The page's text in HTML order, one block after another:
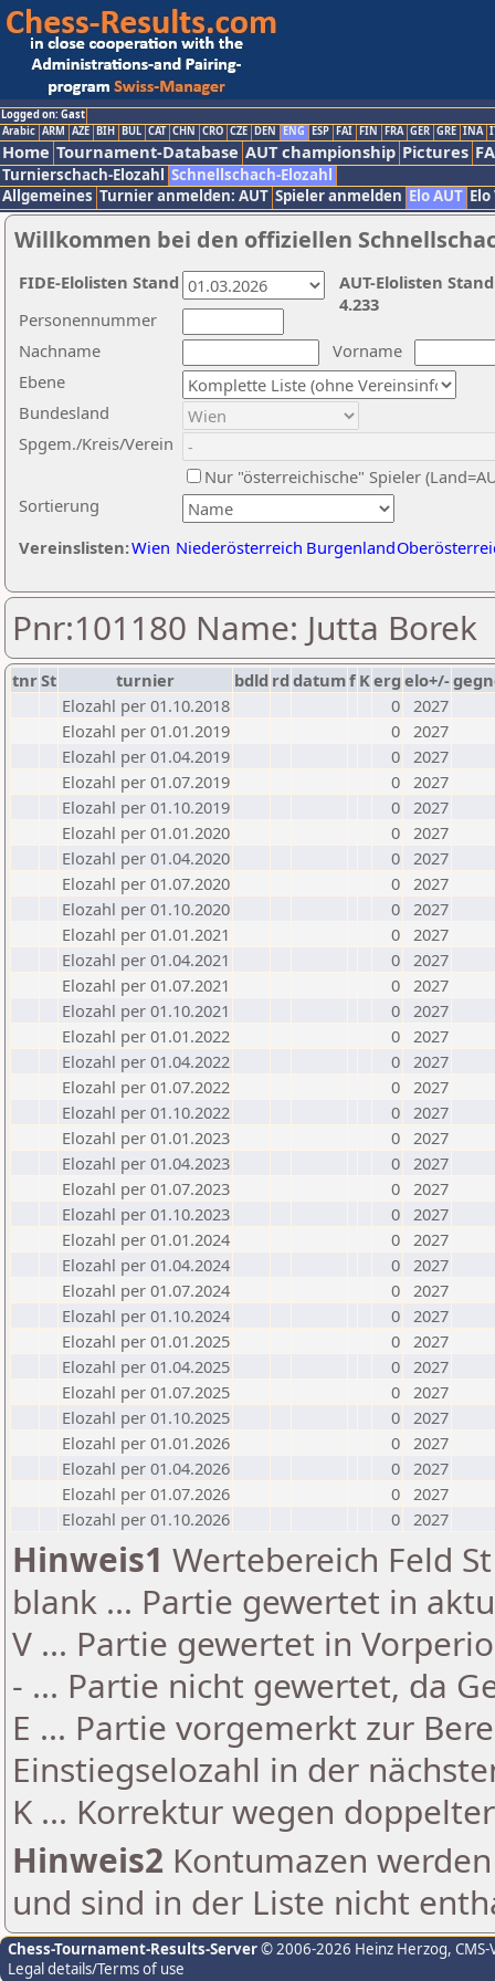
Logged on: Gast
Arabic ARM AZE BIH BUL CAT CHN CRO CZE DEN ENG ESP FAI FIN FRA GER GRE INA
Home Tournament-Database AUT championship Pictures
Turnierschach-Elozahl Schnellschach-Elozahl
Allgemeines Turnier anmelden: AUT Spieler anmelden Elo AUT
Willkommen bei den offiziellen
Nachname
Vorname
Ebene
Sortierung
Personennummer
Bundesland
Spgem./Kreis/Verein
Nur "österreichische" Spieler
Vereinslisten:Wien Niederösterreich Burgenland
AUT-Elolisten
4.233
FIDE-Elolisten Stand
Pnr:101180 Name: Jutta Borek
tnrSt turnier bdld rd datumf Kerg elo+/-
Elozahl per 01.10.2018
0 2027
Elozahl per 01.01.2019
0 2027
Elozahl per 01.04.2019
0 2027
Elozahl per 01.07.2019
0 2027
Elozahl per 01.10.2019
0 2027
Elozahl per 01.01.2020
0 2027
Elozahl per 01.04.2020
0 2027
Elozahl per 01.07.2020
0 2027
Elozahl per 01.10.2020
0 2027
Elozahl per 01.01.2021
0 2027
Elozahl per 01.04.2021
0 2027
Elozahl per 01.07.2021
0 2027
Elozahl per 01.10.2021
0 2027
Elozahl per 01.01.2022
0 2027
Elozahl per 01.04.2022
0 2027
Elozahl per 01.07.2022
0 2027
Elozahl per 01.10.2022
0 2027
Elozahl per 01.01.2023
0 2027
Elozahl per 01.04.2023
0 2027
Elozahl per 01.07.2023
0 2027
Elozahl per 01.10.2023
0 2027
Elozahl per 01.01.2024
0 2027
Elozahl per 01.04.2024
0 2027
Elozahl per 01.07.2024
0 2027
Elozahl per 01.10.2024
0 2027
Elozahl per 01.01.2025
0 2027
Elozahl per 01.04.2025
0 2027
Elozahl per 01.07.2025
0 2027
Elozahl per 01.10.2025
0 2027
Elozahl per 01.01.2026
0 2027
Elozahl per 01.04.2026
0 2027
Elozahl per 01.07.2026
0 2027
Elozahl per 01.10.2026
0 2027
Hinweis1 Wertebereich Feld
blank ... Partie gewertet in
V ... Partie gewertet in
- ... Partie nicht gewertet, da
E ... Partie vorgemerkt zur
Einstiegselozahl in der
K ... Korrektur wegen
Hinweis2 Kontumazen
und sind in der Liste nicht
Chess-Tournament-Results-Server© 2006-2026 Heinz Herzog,
Legal details/Terms of use